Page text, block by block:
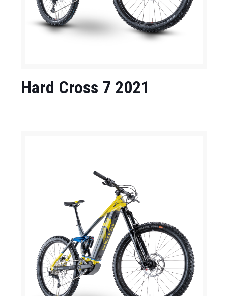
Hard Cross 7 2021